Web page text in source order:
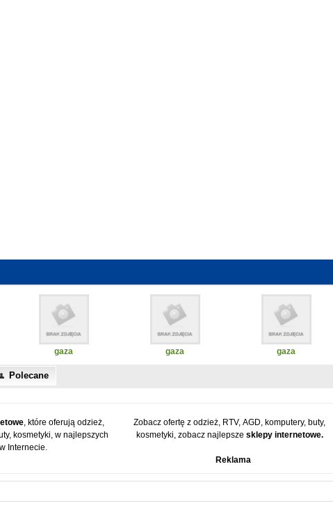
gaza gaza gaza
Polecane
, które oferują odzież,
kosmetyki, w najlepszych
Internecie.
Zobacz ofertę z odzież, RTV, AGD, komputery, buty,
kosmetyki, zobacz najlepsze sklepy internetowe.
Reklama